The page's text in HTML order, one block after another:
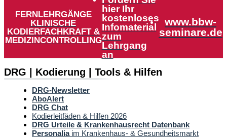
FERNLEHRGÄNGE
KLINISCHE
KODIERFACHKRAFT &
MEDIZINCONTROLLING
hier Ihr
kostenloses
Infomaterial
zum
Lehrgang
an
www.bbw-
seminare.de
DRG | Kodierung | Tools & Hilfen
DRG-Newsletter
AboAlert
DRG Chat
Kodierleitfäden & Hilfen 2026
DRG Urteile & Krankenhausrecht Datenbank
Personaliaim Krankenhaus- & Gesundheitsmarkt